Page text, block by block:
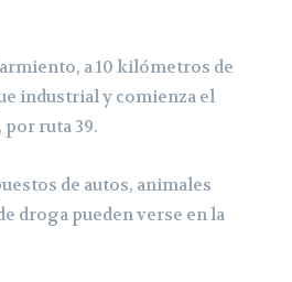
a 10 kilómetros de
industrial y comienza el
por ruta 39.
de autos, animales
droga pueden verse en la